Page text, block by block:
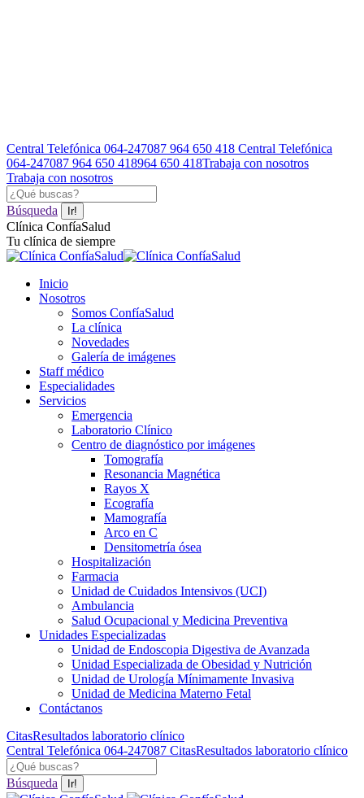
Central Telefónica 064-247087 964 650 418 Central Telefónica
064-247087 964 650 418964 650 418Trabaja con nosotros
Trabaja con nosotros
Facebook
page
opens
in
new
window
YouTube
page
opens
in
new
window
Instagram
page
opens
in
new
window
Buscar:
Búsqueda
Facebook
page
opens
new
window
YouTube
page
opens
new
window
Instagram
page
opens
new
window
Clínica ConfíaSalud
Tu clínica de siempre
Inicio
Nosotros
Somos ConfíaSalud
La clínica
Novedades
Galería de imágenes
Staff médico
Especialidades
Servicios
Emergencia
Laboratorio Clínico
Centro de diagnóstico por imágenes
Tomografía
Resonancia Magnética
Rayos X
Ecografía
Mamografía
Arco en C
Densitometría ósea
Hospitalización
Farmacia
Unidad de Cuidados Intensivos (UCI)
Ambulancia
Salud Ocupacional y Medicina Preventiva
Unidades Especializadas
Unidad de Endoscopia Digestiva de Avanzada
Unidad Especializada de Obesidad y Nutrición
Unidad de Urología Mínimamente Invasiva
Unidad de Medicina Materno Fetal
Contáctanos
CitasResultados laboratorio clínico
Central Telefónica 064-247087 CitasResultados laboratorio clínico
Buscar:
Búsqueda